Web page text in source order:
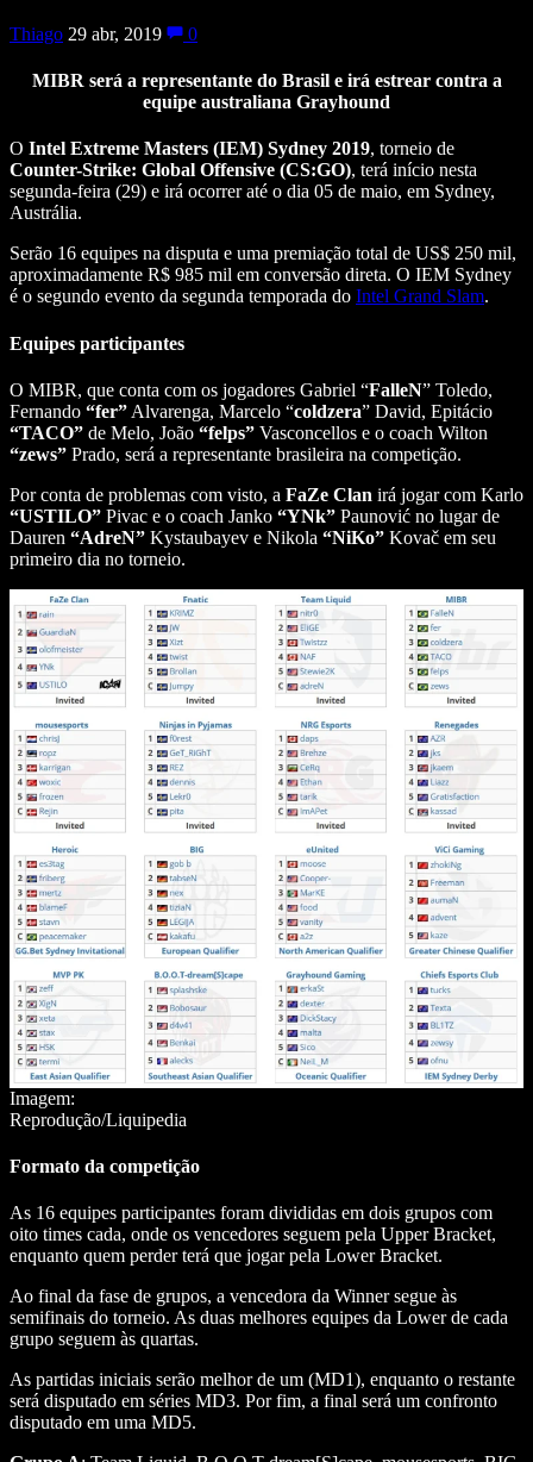
Thiago 29 abr, 2019 0
MIBR será a representante do Brasil e irá estrear contra a
equipe australiana Grayhound
O Intel Extreme Masters (IEM) Sydney 2019, torneio de
Counter-Strike: Global Offensive (CS:GO), terá início nesta
segunda-feira (29) e irá ocorrer até o dia 05 de maio, em Sydney,
Austrália.
Serão 16 equipes na disputa e uma premiação total de US$ 250 mil,
aproximadamente R$ 985 mil em conversão direta. O IEM Sydney
é o segundo evento da segunda temporada do Intel Grand Slam.
Equipes participantes
O MIBR, que conta com os jogadores Gabriel “FalleN” Toledo,
Fernando “fer” Alvarenga, Marcelo “coldzera” David, Epitácio
“TACO” de Melo, João “felps” Vasconcellos e o coach Wilton
“zews” Prado, será a representante brasileira na competição.
Por conta de problemas com visto, a FaZe Clan irá jogar com Karlo
“USTILO” Pivac e o coach Janko “YNk” Paunović no lugar de
Dauren “AdreN” Kystaubayev e Nikola “NiKo” Kovač em seu
primeiro dia no torneio.
Imagem:
Reprodução/Liquipedia
Formato da competição
As 16 equipes participantes foram divididas em dois grupos com
oito times cada, onde os vencedores seguem pela Upper Bracket,
enquanto quem perder terá que jogar pela Lower Bracket.
Ao final da fase de grupos, a vencedora da Winner segue às
semifinais do torneio. As duas melhores equipes da Lower de cada
grupo seguem às quartas.
As partidas iniciais serão melhor de um (MD1), enquanto o restante
será disputado em séries MD3. Por fim, a final será um confronto
disputado em uma MD5.